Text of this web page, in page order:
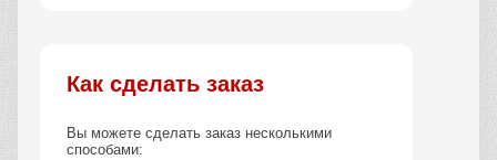
Как сделать заказ
Вы можете сделать заказ несколькими
способами: